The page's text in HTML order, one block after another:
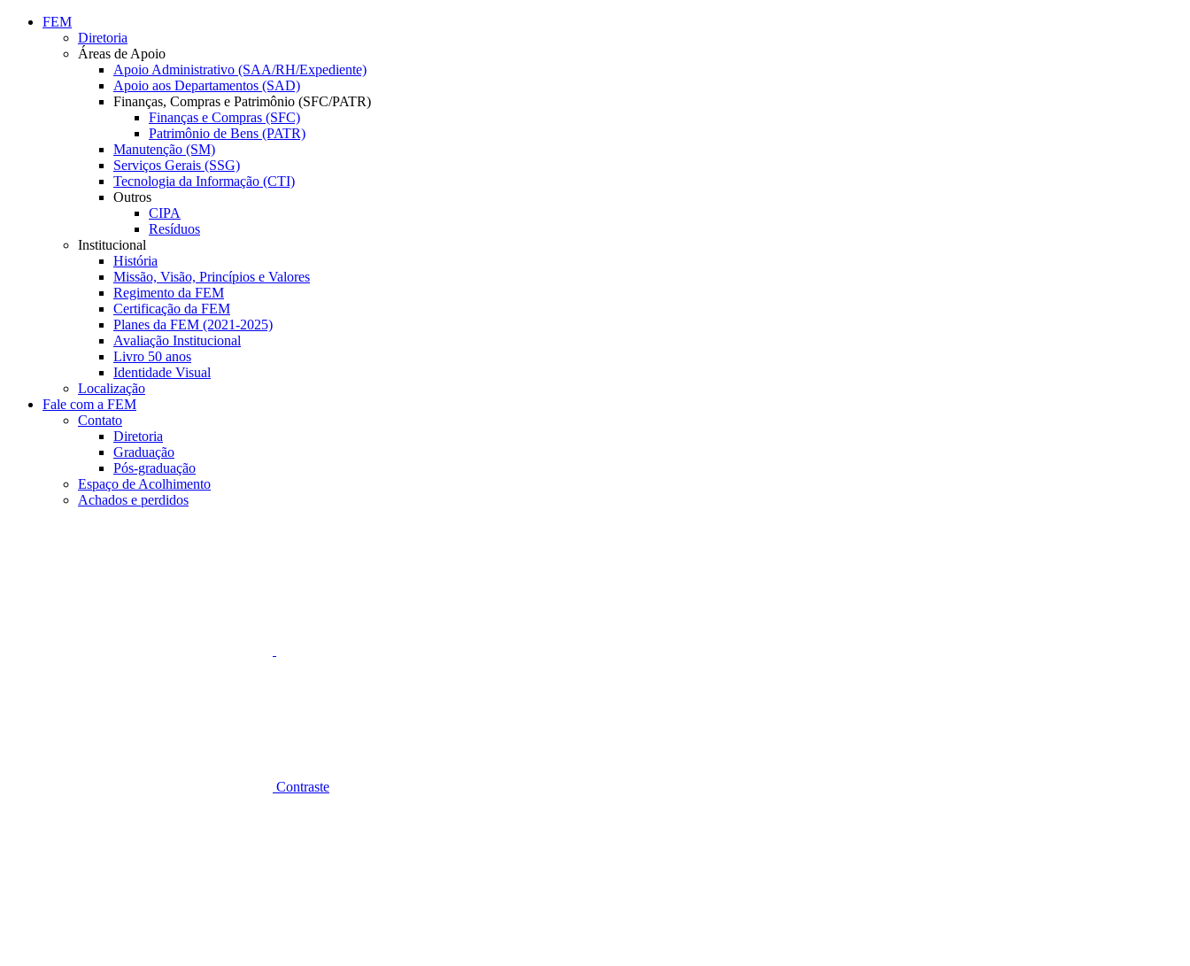
Conteúdo principal
FEM
Diretoria
Áreas de Apoio
Apoio Administrativo (SAA/RH/Expediente)
Apoio aos Departamentos (SAD)
Finanças, Compras e Patrimônio (SFC/PATR)
Finanças e Compras (SFC)
Patrimônio de Bens (PATR)
Manutenção (SM)
Serviços Gerais (SSG)
Tecnologia da Informação (CTI)
Outros
CIPA
Resíduos
Institucional
História
Missão, Visão, Princípios e Valores
Regimento da FEM
Certificação da FEM
Planes da FEM (2021-2025)
Avaliação Institucional
Livro 50 anos
Identidade Visual
Localização
Fale com a FEM
Contato
Diretoria
Graduação
Pós-graduação
Espaço de Acolhimento
Achados e perdidos
Contraste